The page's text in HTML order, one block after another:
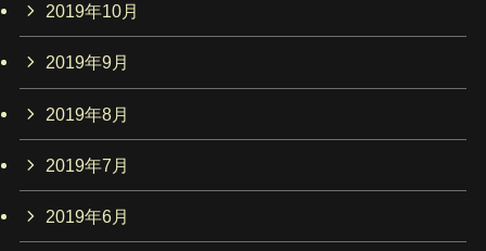
2019年10月
2019年9月
2019年8月
2019年7月
2019年6月